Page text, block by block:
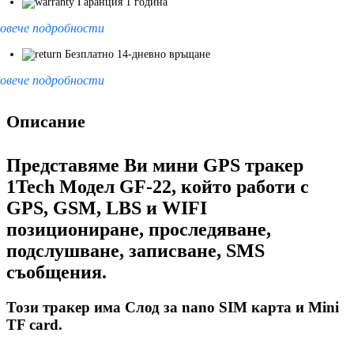
подробности
Безплатно 14-дневно връщане
подробности
Описание
Представяме Ви мини GPS тракер
1Tech Модел GF-22, който работи с
GPS, GSM, LBS и WIFI
позициониране, проследяване,
подслушване, записване, SMS
съобщения.
Този тракер има Слод за nano SIM карта и Mini
TF card.